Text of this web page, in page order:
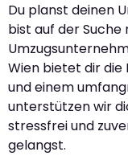
Du planst deinen
bist auf der
Wien bietet dir die
und einem
unterstützen wir
stressfrei und
gelangst.